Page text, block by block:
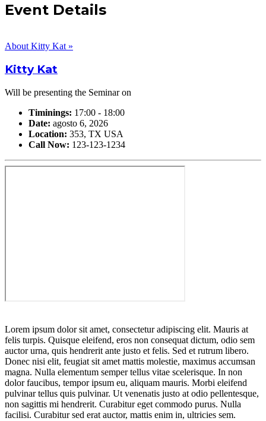
Event Details
About Kitty Kat »
Kitty Kat
Will be presenting the Seminar on
Timinings: 17:00 - 18:00
Date: agosto 6, 2026
Location: 353, TX USA
Call Now: 123-123-1234
Lorem ipsum dolor sit amet, consectetur adipiscing elit. Mauris at
felis turpis. Quisque eleifend, eros non consequat dictum, odio sem
auctor urna, quis hendrerit ante justo et felis. Sed et rutrum libero.
Donec nisi elit, feugiat sit amet mattis molestie, maximus accumsan
magna. Nulla elementum semper tellus vitae scelerisque. In non
dolor faucibus, tempor ipsum eu, aliquam mauris. Morbi eleifend
pulvinar tellus quis pulvinar. Ut venenatis justo at odio pellentesque,
non sagittis mi hendrerit. Curabitur eget commodo purus. Nulla
facilisi. Curabitur sed erat auctor, mattis enim in, ultricies sem.